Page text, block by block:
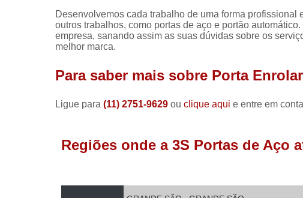
Desenvolvemos cada trabalho de uma forma
outros trabalhos, como portas de aço e portão
empresa, sanando assim as suas dúvidas sobre os
melhor marca.
Para saber mais sobre Porta
Ligue para (11) 2751-9629 ou clique aqui e entre em
Regiões onde a 3S Portas de Aço